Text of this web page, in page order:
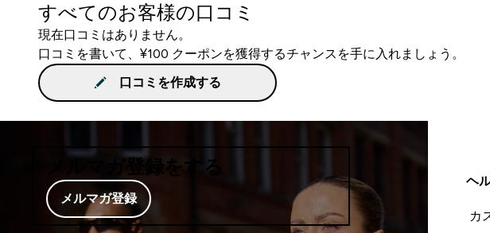
すべてのお客様の口コミ
現在口コミはありません。
口コミを書いて、¥100 クーポンを獲得するチャンスを手に入れましょう。
口コミを作成する
メルマガ登録をする
メルマガ登録
ヘ
カ